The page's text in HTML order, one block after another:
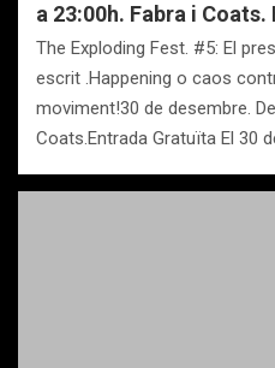
a 23:00h. Fabra i
The Exploding Fest. #5: El
escrit .Happening o caos
moviment!30 de desembre.
Coats.Entrada Gratuïta El 30